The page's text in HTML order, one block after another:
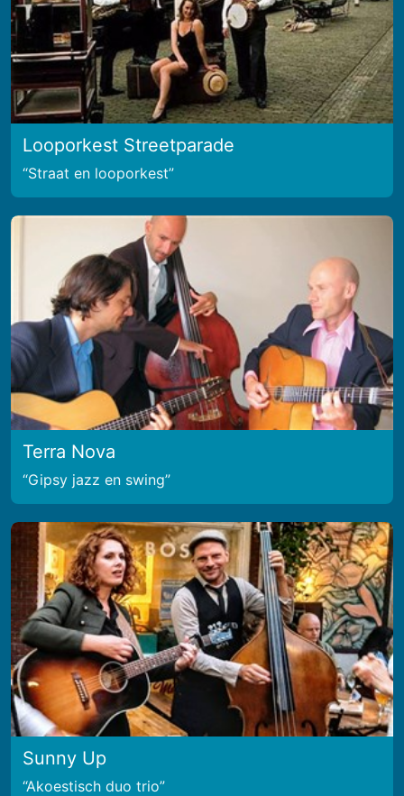
Looporkest Streetparade
Straat en looporkest
Terra Nova
Gipsy jazz en swing
Sunny Up
Akoestisch duo trio